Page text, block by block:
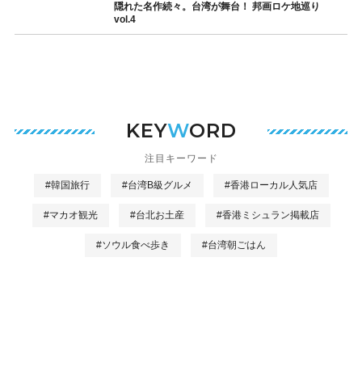
隠れた名作続々。台湾が舞台！ 邦画ロケ地巡り
vol.4
KEYWORD
注目キーワード
#韓国旅行 #台湾B級グルメ #香港ローカル人気店
#マカオ観光 #台北お土産 #香港ミシュラン掲載店
#ソウル食べ歩き #台湾朝ごはん